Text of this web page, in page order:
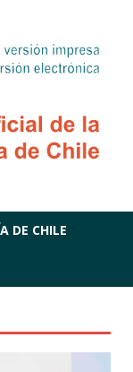
DE CHILE